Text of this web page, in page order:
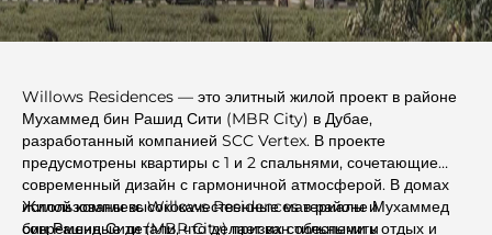
Willows Residences — это элитный жилой проект в районе
Мухаммед бин Рашид Сити (MBR City) в Дубае,
разработанный компанией SCC Vertex. В проекте
предусмотрены квартиры с 1 и 2 спальнями, сочетающие
современный дизайн с гармоничной атмосферой. В домах
использованы высококачественные материалы и
современные детали, что делает их стильными и
Жилой комплекс Willows Residences в районе Мухаммед
бин Рашид Сити (MBR City) призван обеспечить отдых и